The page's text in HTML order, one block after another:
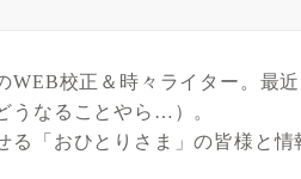
WEB校正＆時々ライター。最
うなることやら…）。
る「おひとりさま」の皆様と